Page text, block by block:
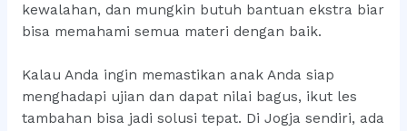
kewalahan, dan mungkin butuh bantuan ekstra biar
bisa memahami semua materi dengan baik.
Kalau Anda ingin memastikan anak Anda siap
menghadapi ujian dan dapat nilai bagus, ikut les
tambahan bisa jadi solusi tepat. Di Jogja sendiri, ada